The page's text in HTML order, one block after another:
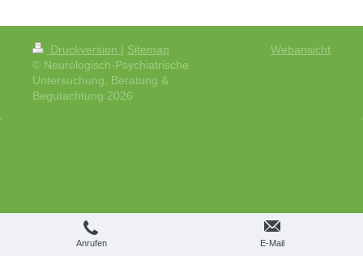
Druckversion | Sitemap
© Neurologisch-Psychiatrische
Untersuchung, Beratung &
Begutachtung 2026
Webansicht
Anrufen E-Mail